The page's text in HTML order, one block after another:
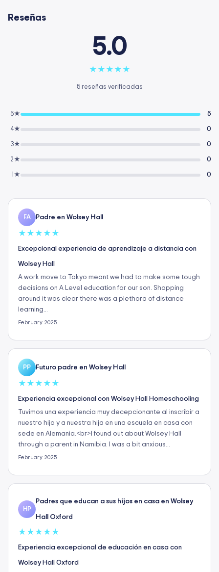
Reseñas
5.0
★ ★ ★ ★ ★
5 reseñas verificadas
5★ 5
4★ 0
3★ 0
2★ 0
1★ 0
FA Padre en Wolsey Hall
★ ★ ★ ★ ★
Excepcional experiencia de aprendizaje a distancia con
Wolsey Hall
A work move to Tokyo meant we had to make some tough
decisions on A Level education for our son. Shopping
around it was clear there was a plethora of distance
learning…
February 2025
PP Futuro padre en Wolsey Hall
★ ★ ★ ★ ★
Experiencia excepcional con Wolsey Hall Homeschooling
Tuvimos una experiencia muy decepcionante al inscribir a
nuestro hijo y a nuestra hija en una escuela en casa con
sede en Alemania.<br>I found out about Wolsey Hall
through a parent in Namibia. I was a bit anxious…
February 2025
HP
Padres que educan a sus hijos en casa en Wolsey
Hall Oxford
★ ★ ★ ★ ★
Experiencia excepcional de educación en casa con
Wolsey Hall Oxford